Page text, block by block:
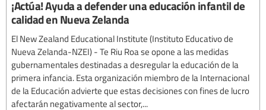
¡Actúa! Ayuda a defender una educación infantil de
calidad en Nueva Zelanda
El New Zealand Educational Institute (Instituto Educativo de
Nueva Zelanda-NZEI) - Te Riu Roa se opone a las medidas
gubernamentales destinadas a desregular la educación de la
primera infancia. Esta organización miembro de la Internacional
de la Educación advierte que estas decisiones con fines de lucro
afectarán negativamente al sector,...